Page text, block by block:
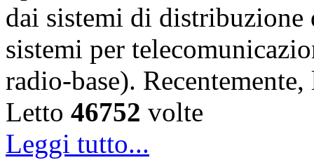
dai sistemi di distribuzione
sistemi per
radio-base).
Letto 46752 volte
Leggi tutto...